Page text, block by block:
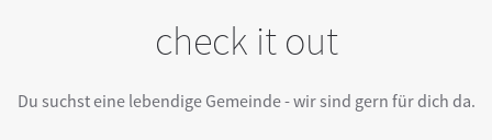
check it out
Du suchst eine lebendige Gemeinde - wir sind gern für dich da.